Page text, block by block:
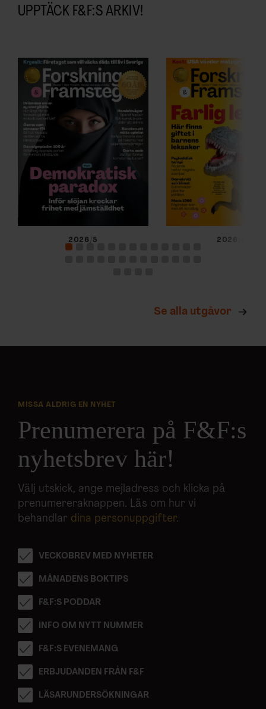
UPPTÄCK F&F:S ARKIV!
2026/5 2026/4
Se alla utgåvor
MISSA ALDRIG EN NYHET
Prenumerera på F&F:s
nyhetsbrev här!
Välj utskick, ange mejladress och klicka på
prenumereraknappen. Läs om hur vi
behandlar dina personuppgifter.
VECKOBREV MED NYHETER
MÅNADENS BOKTIPS
F&F:S PODDAR
INFO OM NYTT NUMMER
F&F:S EVENEMANG
ERBJUDANDEN FRÅN F&F
LÄSARUNDERSÖKNINGAR